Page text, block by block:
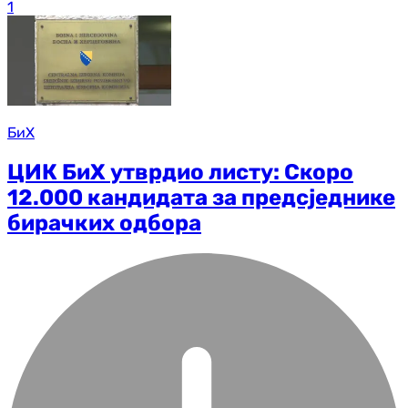
1
БиХ
ЦИК БиХ утврдио листу: Скоро
12.000 кандидата за предсједнике
бирачких одбора